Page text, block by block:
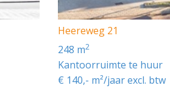
servicekosten.
naar de A4 en A44, waardoor
Heereweg 21
248 m2
Kantoorruimte te huur
€ 140,- m²/jaar excl. btw